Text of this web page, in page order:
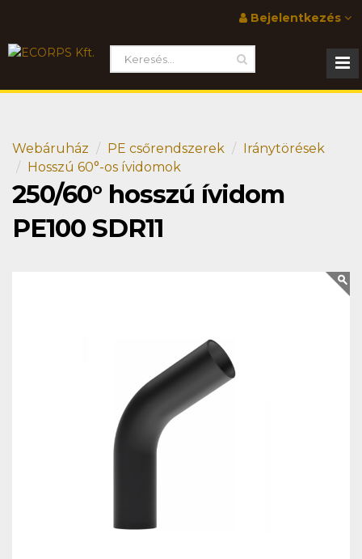
Bejelentkezés
Webáruház PE csőrendszerek
Iránytörések
Hosszú 60°-os ívidomok
250/60° hosszú ívidom
PE100 SDR11